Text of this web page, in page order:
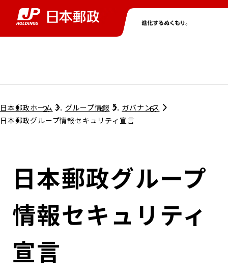
グループ情報トップ
コンプライアンス
ガバナンス
ローカル共創イニシアティブ
株主・投資家情報トップ
個人投資家のみなさまへ
株式情報
IRニュース
ニューストップ
サステナビリティトップ
担当役員メッセージ
サステナビリティマネジメント
採用情報トップ
日本郵政ホーム グループ情報
ガバナンス
日本郵政グループ情報セキュリティ宣言
日本郵政グループ
情報セキュリティ
宣言